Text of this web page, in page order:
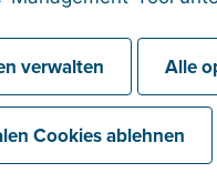
verwalten Alle
Cookies ablehnen